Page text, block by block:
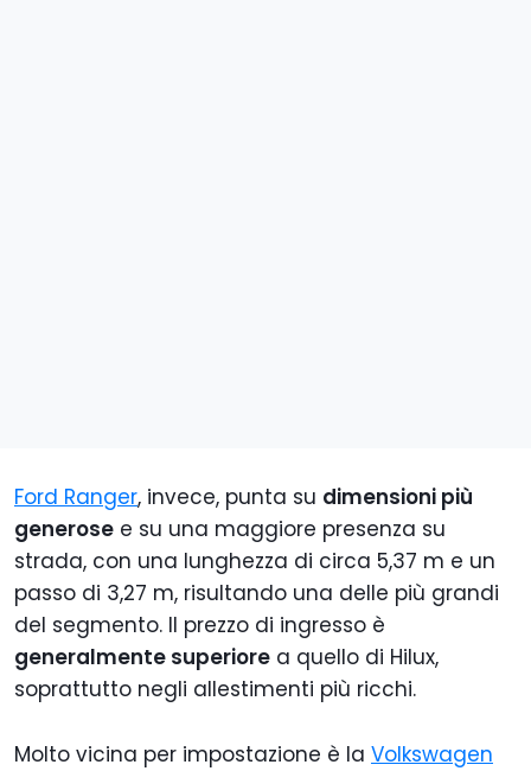
Ford Ranger, invece, punta su dimensioni più
generose e su una maggiore presenza su
strada, con una lunghezza di circa 5,37 m e un
passo di 3,27 m, risultando una delle più grandi
del segmento. Il prezzo di ingresso è
generalmente superiore a quello di Hilux,
soprattutto negli allestimenti più ricchi.
Molto vicina per impostazione è la Volkswagen